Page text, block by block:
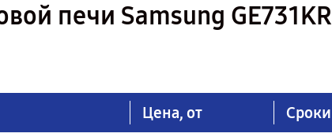
печи Samsung GE731KR
Цена, от Сроки